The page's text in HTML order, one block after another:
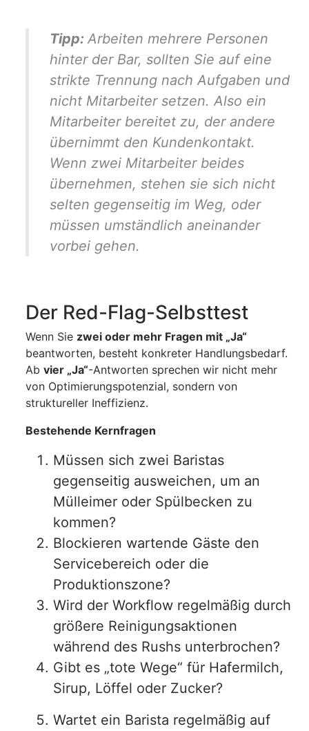
Tipp: Arbeiten mehrere Personen
hinter der Bar, sollten Sie auf eine
strikte Trennung nach Aufgaben und
nicht Mitarbeiter setzen. Also ein
Mitarbeiter bereitet zu, der andere
übernimmt den Kundenkontakt.
Wenn zwei Mitarbeiter beides
übernehmen, stehen sie sich nicht
selten gegenseitig im Weg, oder
müssen umständlich aneinander
vorbei gehen.
Der Red-Flag-Selbsttest
Wenn Sie zwei oder mehr Fragen mit „Ja“
beantworten, besteht konkreter Handlungsbedarf.
Ab vier „Ja“-Antworten sprechen wir nicht mehr
von Optimierungspotenzial, sondern von
struktureller Ineffizienz.
Bestehende Kernfragen
Müssen sich zwei Baristas
gegenseitig ausweichen, um an
Mülleimer oder Spülbecken zu
kommen?
Blockieren wartende Gäste den
Servicebereich oder die
Produktionszone?
Wird der Workflow regelmäßig durch
größere Reinigungsaktionen
während des Rushs unterbrochen?
Gibt es „tote Wege“ für Hafermilch,
Sirup, Löffel oder Zucker?
Wartet ein Barista regelmäßig auf